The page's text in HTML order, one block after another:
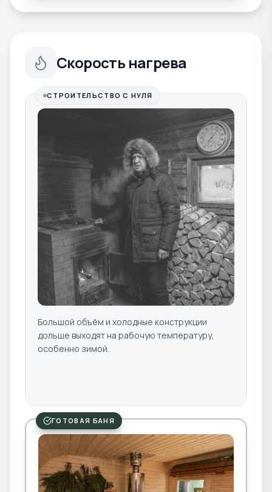
Скорость нагрева
СТРОИТЕЛЬСТВО С НУЛЯ
Большой объём и холодные конструкции
дольше выходят на рабочую температуру,
особенно зимой.
ГОТОВАЯ БАНЯ